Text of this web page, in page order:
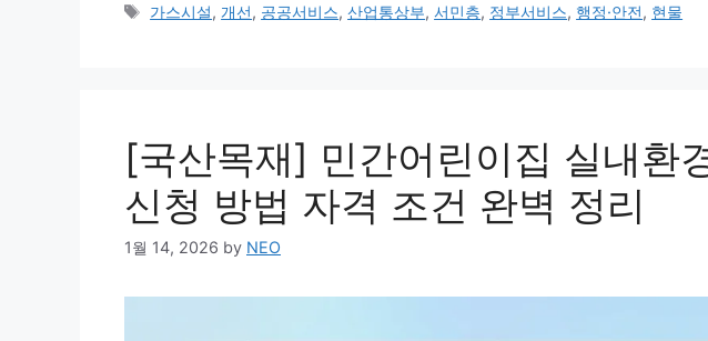
Tags
가스시설, 개선, 공공서비스,산업통상부,서민층, 정부서비스, 행정·안전, 현물
[국산목재] 민간어린이집 실내환
신청 방법 자격 조건 완벽 정리
1월 14, 2026 by NEO